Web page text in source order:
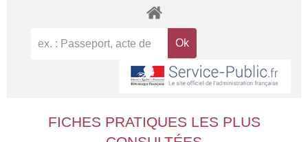
FICHES PRATIQUES LES PLUS